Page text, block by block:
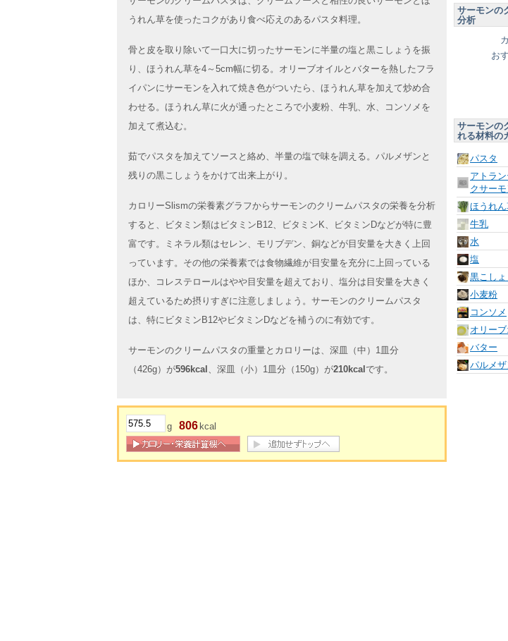
うれん草を使ったコクがあり食べ応えのあるパスタ料理。
骨と皮を取り除いて一口大に切ったサーモンに半量の塩と黒こしょうを振
り、ほうれん草を4～5cm幅に切る。オリーブオイルとバターを熱したフラ
イパンにサーモンを入れて焼き色がついたら、ほうれん草を加えて炒め合
わせる。ほうれん草に火が通ったところで小麦粉、牛乳、水、コンソメを
加えて煮込む。
茹でパスタを加えてソースと絡め、半量の塩で味を調える。パルメザンと
残りの黒こしょうをかけて出来上がり。
カロリーSlismの栄養素グラフからサーモンのクリームパスタの栄養を分析
すると、ビタミン類はビタミンB12、ビタミンK、ビタミンDなどが特に豊
富です。ミネラル類はセレン、モリブデン、銅などが目安量を大きく上回
っています。その他の栄養素では食物繊維が目安量を充分に上回っている
ほか、コレステロールはやや目安量を超えており、塩分は目安量を大きく
超えているため摂りすぎに注意しましょう。サーモンのクリームパスタ
は、特にビタミンB12やビタミンDなどを補うのに有効です。
サーモンのクリームパスタの重量とカロリーは、深皿（中）1皿分
（426g）が596kcal 、深皿（小）1皿分（150g）が210kcal です。
g 806 kcal
サーモンの
分析
お
サーモンの
れる材料の
パスタ
アトラ
クサーモ
ほうれ
牛乳
水
塩
黒こしょ
小麦粉
コンソメ
オリー
バター
パルメザ